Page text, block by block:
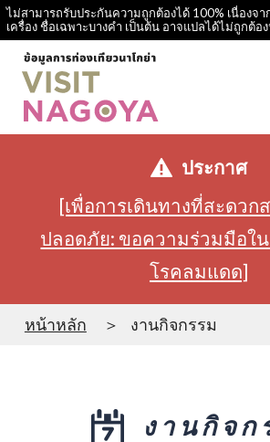
ไม่สามารถรับประกันความถูกต้องได้ 100% เนื่องจ
เครื่อง ชื่อเฉพาะบางคำ เป็นต้น อาจแปลได้ไม่ถูกต้อ
ประกาศ
[เพื่อการเดินทางที่สะดวก
ปลอดภัย: ขอความร่วมมือใ
โรคลมแดด]
หน้าหลัก งานกิจกรรม
งานกิจก